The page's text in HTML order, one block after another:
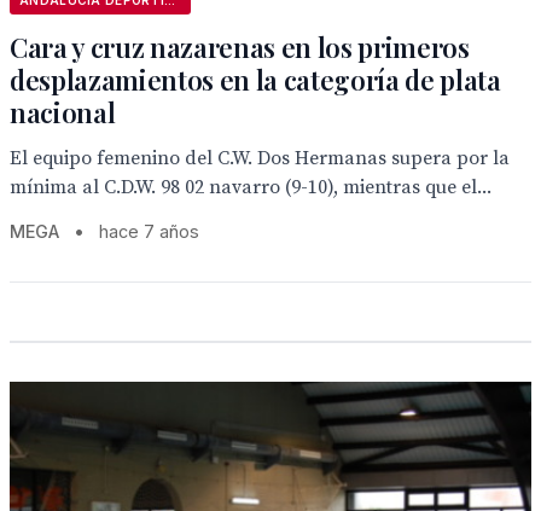
Cara y cruz nazarenas en los primeros
desplazamientos en la categoría de plata
nacional
El equipo femenino del C.W. Dos Hermanas supera por la
mínima al C.D.W. 98 02 navarro (9-10), mientras que el...
MEGA • hace 7 años